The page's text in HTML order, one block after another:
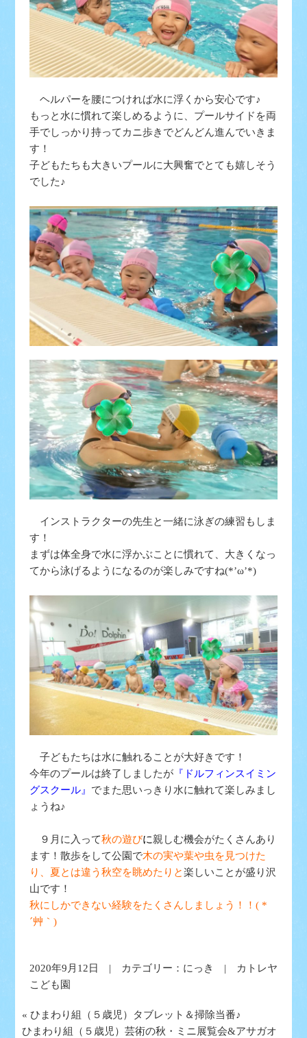
ヘルパーを腰につければ水に浮くから安心です♪
もっと水に慣れて楽しめるように、プールサイドを両
手でしっかり持ってカニ歩きでどんどん進んでいきま
す！
子どもたちも大きいプールに大興奮でとても嬉しそう
でした♪
インストラクターの先生と一緒に泳ぎの練習もしま
す！
まずは体全身で水に浮かぶことに慣れて、大きくなっ
てから泳げるようになるのが楽しみですね(*’ω’*)
子どもたちは水に触れることが大好きです！
今年のプールは終了しましたが『ドルフィンスイミン
グスクール』 でまた思いっきり水に触れて楽しみまし
ょうね♪
９月に入って秋の遊びに親しむ機会がたくさんあり
ます！散歩をして公園で木の実や葉や虫を見つけた
り、夏とは違う秋空を眺めたりと楽しいことが盛り沢
山です！
秋にしかできない経験をたくさんしましょう！！( *
´艸｀)
2020年9月12日 | カテゴリー： にっき
| カトレヤ
こども園
«ひまわり組（５歳児）タブレット＆掃除当番♪
ひまわり組（５歳児）芸術の秋・ミニ展覧会&アサガオ